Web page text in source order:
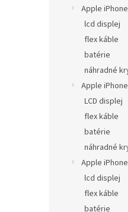
Apple
lcd displej
flex káble
batérie
náhradné
Apple
LCD displej
flex káble
batérie
náhradné
Apple
lcd displej
flex káble
batérie